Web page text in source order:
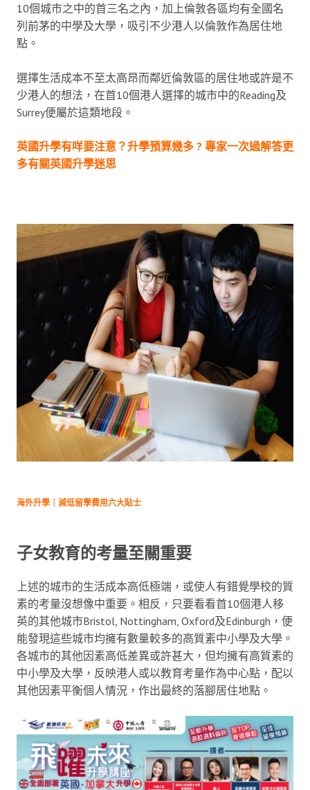
10個城市之中的首三名之內，加上倫敦各區均有全國名
列前茅的中學及大學，吸引不少港人以倫敦作為居住地
點。
選擇生活成本不至太高昂而鄰近倫敦區的居住地或許是不
少港人的想法，在首10個港人選擇的城市中的Reading及
Surrey便屬於這類地段。
英國升學有咩要注意？升學預算幾多 ? 專家一次過解答更
多有關英國升學迷思
海外升學｜減低留學費用六大貼士
子女教育的考量至關重要
上述的城市的生活成本高低極端，或使人有錯覺學校的質
素的考量沒想像中重要。相反，只要看看首10個港人移
英的其他城市Bristol, Nottingham, Oxford及Edinburgh，便
能發現這些城市均擁有數量較多的高質素中小學及大學。
各城市的其他因素高低差異或許甚大，但均擁有高質素的
中小學及大學，反映港人或以教育考量作為中心點，配以
其他因素平衡個人情況，作出最終的落腳居住地點。